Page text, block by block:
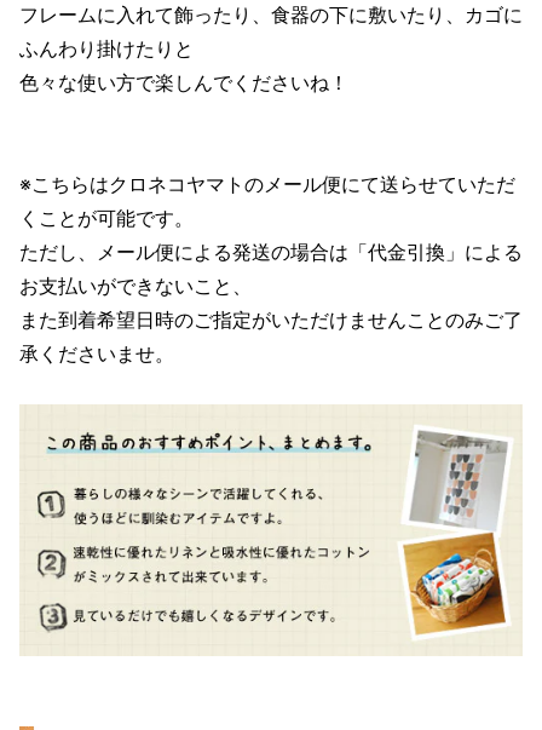
フレームに入れて飾ったり、食器の下に敷いたり、カゴに
ふんわり掛けたりと
色々な使い方で楽しんでくださいね！
※こちらはクロネコヤマトのメール便にて送らせていただ
くことが可能です。
ただし、メール便による発送の場合は「代金引換」による
お支払いができないこと、
また到着希望日時のご指定がいただけませんことのみご了
承くださいませ。